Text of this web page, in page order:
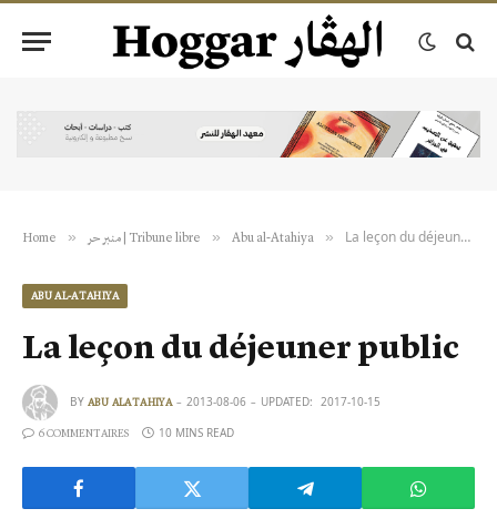
Home » منبر حر | Tribune libre » Abu al-Atahiya » La leçon du déjeuner public
ABU AL-ATAHIYA
La leçon du déjeuner public
BY ABU ALATAHIYA 2013-08-06 UPDATED: 2017-10-15
6 COMMENTAIRES 10 MINS READ